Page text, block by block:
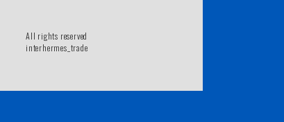
All rights reserved
interhermes_trade